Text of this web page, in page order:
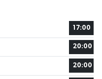
17:00
20:00
20:00